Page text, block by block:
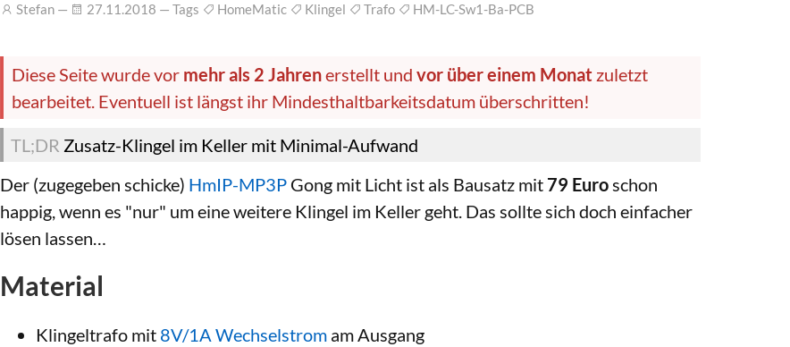
Stefan — 27.11.2018 — Tags HomeMatic Klingel Trafo HM-LC-Sw1-Ba-PCB
Diese Seite wurde vor mehr als 2 Jahrenerstellt und vor über einem Monat zuletzt
bearbeitet. Eventuell ist längst ihr Mindesthaltbarkeitsdatum überschritten!
Zusatz-Klingel im Keller mit Minimal-Aufwand
Der (zugegeben schicke) HmIP-MP3P Gong mit Licht ist als Bausatz mit 79 Euroschon
happig, wenn es "nur" um eine weitere Klingel im Keller geht. Das sollte sich doch einfacher
lösen lassen…
Material
Klingeltrafo mit 8V/1A Wechselstrom am Ausgang